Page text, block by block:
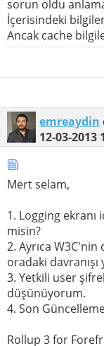
sorun oldu
İçerisindeki
Ancak cache
emreaydin
12-03-2013
Mert selam,
1. Logging
misin?
2. Ayrıca
oradaki
3. Yetkili user
düşünüyorum.
4. Son
Rollup 3 for